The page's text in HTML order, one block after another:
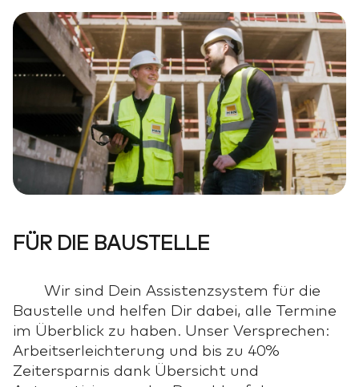
FÜR DIE BAUSTELLE
Wir sind Dein Assistenzsystem für die
Baustelle und helfen Dir dabei, alle Termine
im Überblick zu haben. Unser Versprechen:
Arbeitserleichterung und bis zu 40%
Zeitersparnis dank Übersicht und